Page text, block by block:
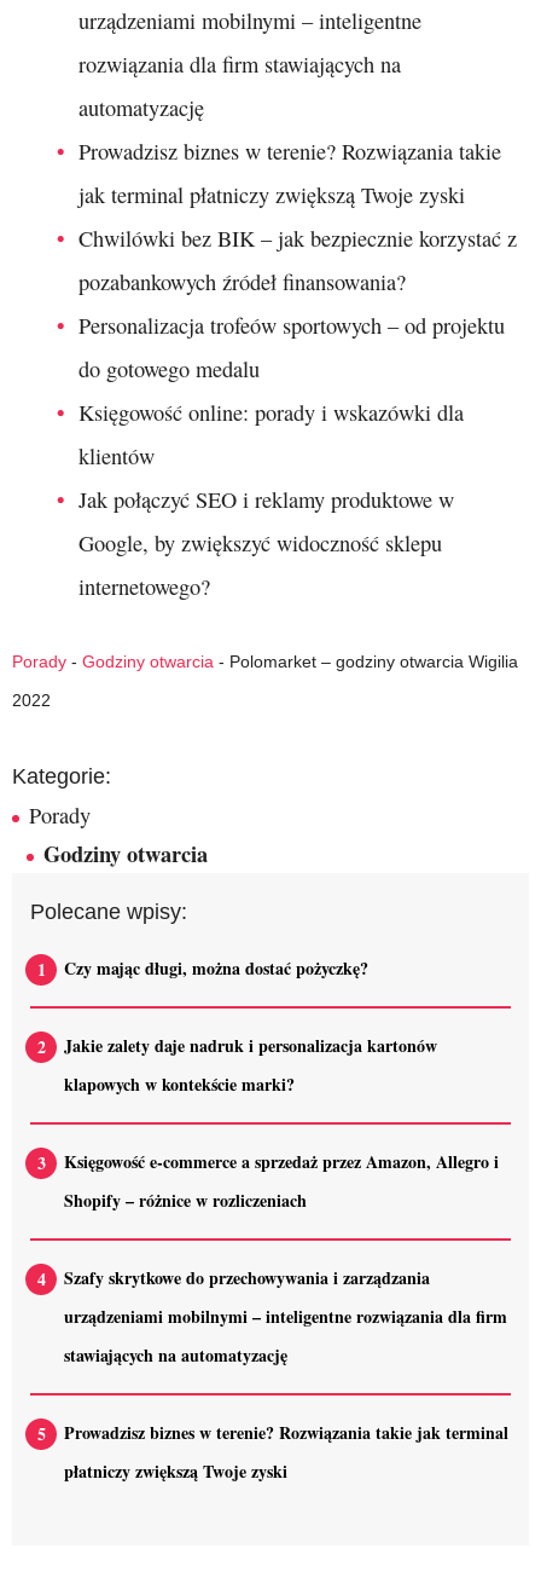
urządzeniami mobilnymi – inteligentne
rozwiązania dla firm stawiających na
automatyzację
Prowadzisz biznes w terenie? Rozwiązania takie
jak terminal płatniczy zwiększą Twoje zyski
Chwilówki bez BIK – jak bezpiecznie korzystać z
pozabankowych źródeł finansowania?
Personalizacja trofeów sportowych – od projektu
do gotowego medalu
Księgowość online: porady i wskazówki dla
klientów
Jak połączyć SEO i reklamy produktowe w
Google, by zwiększyć widoczność sklepu
internetowego?
Porady - Godziny otwarcia - Polomarket – godziny otwarcia Wigilia
2022
Kategorie:
Porady
Godziny otwarcia
Polecane wpisy:
Czy mając długi, można dostać pożyczkę?
Jakie zalety daje nadruk i personalizacja kartonów
klapowych w kontekście marki?
Księgowość e-commerce a sprzedaż przez Amazon, Allegro i
Shopify – różnice w rozliczeniach
Szafy skrytkowe do przechowywania i zarządzania
urządzeniami mobilnymi – inteligentne rozwiązania dla firm
stawiających na automatyzację
Prowadzisz biznes w terenie? Rozwiązania takie jak terminal
płatniczy zwiększą Twoje zyski